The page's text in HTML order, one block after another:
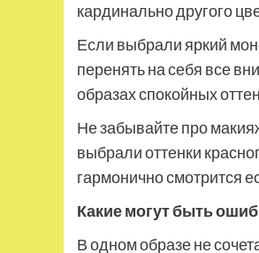
кардинально другого
Если выбрали яркий
перенять на себя все
образах спокойных
Не забывайте про
выбрали оттенки
гармонично смотрится
Какие могут быть
В одном образе не